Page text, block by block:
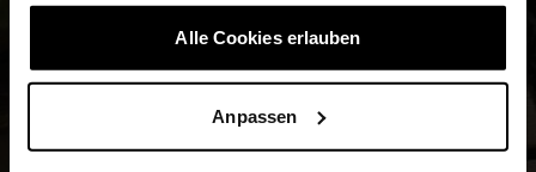
Alle Cookies erlauben
Anpassen